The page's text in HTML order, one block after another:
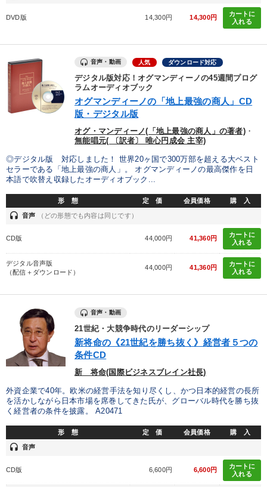
DVD版 14,300円 14,300円
カートに
入れる
音声・動画 人気 ダウンロード対応
デジタル版対応！オグマンディーノの45週間プログ
ラムオーディオブック
オグマンディーノの「地上最強の商人」CD
版・デジタル版
オグ・マンディーノ(「地上最強の商人」の著者)・
無能唱元( 〔訳者〕 唯心円成会 主宰)
◎デジタル版 対応しました！ 世界20ヶ国で300万部を超える大ベスト
セラーである「地上最強の商人」。 オグマンディーノの最高傑作を日
本語で吹替え収録したオーディオブック...
形 態 定 価 会員価格 購 入
headset 音声 （どの形態でも内容は同じです）
CD版 44,000円 41,360円
カートに
入れる
デジタル音声版
（配信＋ダウンロード）
44,000円 41,360円
カートに
入れる
音声・動画
21世紀・大競争時代のリーダーシップ
新将命の《21世紀を勝ち抜く》経営者５つの
条件CD
新 将命(国際ビジネスブレイン社長)
外資企業で40年。欧米の経営手法を知り尽くし、かつ日本的経営の長所
を活かしながら日本市場を席巻してきた氏が、グローバル時代を勝ち抜
く経営者の条件を披露。 A20471
形 態 定 価 会員価格 購 入
headset 音声
CD版 6,600円 6,600円
カートに
入れる